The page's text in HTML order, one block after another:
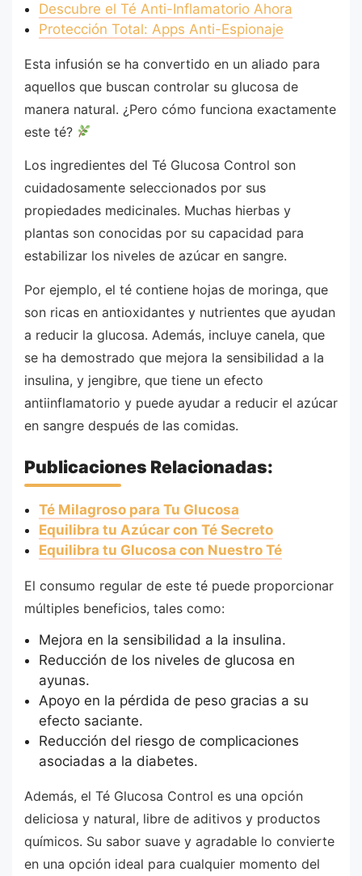
Descubre el Té Anti-Inflamatorio Ahora
Protección Total: Apps Anti-Espionaje
Esta infusión se ha convertido en un aliado para
aquellos que buscan controlar su glucosa de
manera natural. ¿Pero cómo funciona exactamente
este té?
Los ingredientes del Té Glucosa Control son
cuidadosamente seleccionados por sus
propiedades medicinales. Muchas hierbas y
plantas son conocidas por su capacidad para
estabilizar los niveles de azúcar en sangre.
Por ejemplo, el té contiene hojas de moringa, que
son ricas en antioxidantes y nutrientes que ayudan
a reducir la glucosa. Además, incluye canela, que
se ha demostrado que mejora la sensibilidad a la
insulina, y jengibre, que tiene un efecto
antiinflamatorio y puede ayudar a reducir el azúcar
en sangre después de las comidas.
Publicaciones Relacionadas:
Té Milagroso para Tu Glucosa
Equilibra tu Azúcar con Té Secreto
Equilibra tu Glucosa con Nuestro Té
El consumo regular de este té puede proporcionar
múltiples beneficios, tales como:
Mejora en la sensibilidad a la insulina.
Reducción de los niveles de glucosa en
ayunas.
Apoyo en la pérdida de peso gracias a su
efecto saciante.
Reducción del riesgo de complicaciones
asociadas a la diabetes.
Además, el Té Glucosa Control es una opción
deliciosa y natural, libre de aditivos y productos
químicos. Su sabor suave y agradable lo convierte
en una opción ideal para cualquier momento del